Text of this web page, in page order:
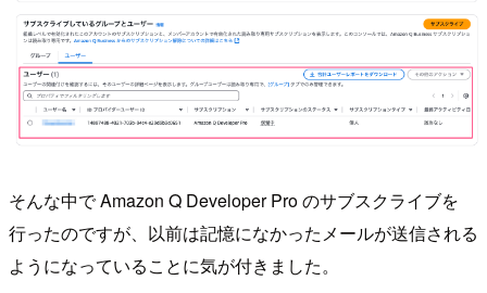
そんな中で Amazon Q Developer Pro のサブスクライブを
行ったのですが、以前は記憶になかったメールが送信される
ようになっていることに気が付きました。